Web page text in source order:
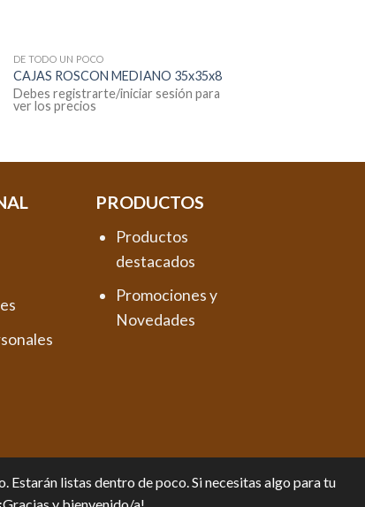
DE TODO UN POCO
CAJAS ROSCON MEDIANO 35x35x8
Debes registrarte/iniciar sesión para
ver los precios
PRODUCTOS
Productos
destacados
Promociones y
Novedades
listas dentro de poco. Si necesitas algo para tu